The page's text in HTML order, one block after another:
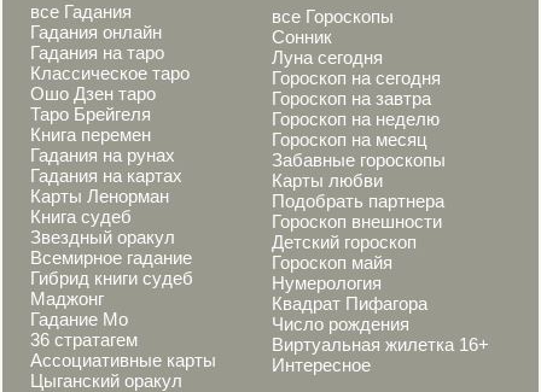
все Гадания
Гадания онлайн
Гадания на таро
Классическое таро
Ошо Дзен таро
Таро Брейгеля
Книга перемен
Гадания на рунах
Гадания на картах
Карты Ленорман
Книга судеб
Звездный оракул
Всемирное гадание
Гибрид книги судеб
Маджонг
Гадание Мо
36 стратагем
Ассоциативные карты
Цыганский оракул
все Гороскопы
Сонник
Луна сегодня
Гороскоп на сегодня
Гороскоп на завтра
Гороскоп на неделю
Гороскоп на месяц
Забавные гороскопы
Карты любви
Подобрать партнера
Гороскоп внешности
Детский гороскоп
Гороскоп майя
Нумерология
Квадрат Пифагора
Число рождения
Виртуальная жилетка 16+
Интересное